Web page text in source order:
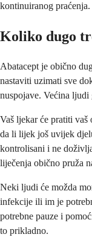
kontinuiranog praćenja.
Koliko dugo
Abatacept je obično
nastaviti uzimati sve
nuspojave. Većina ljudi
Vaš ljekar će pratiti
da li lijek još uvijek
kontrolisani i ne
liječenja obično pruža
Neki ljudi će možda
infekcije ili im je
potrebne pauze i
to prikladno.